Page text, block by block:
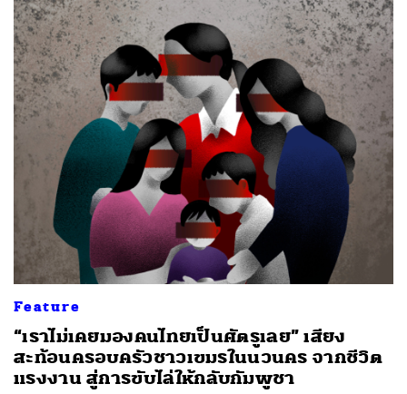
Feature
“เราไม่เคยมองคนไทยเป็นศัตรูเลย” เสียง
สะท้อนครอบครัวชาวเขมรในนวนคร จากชีวิต
แรงงาน สู่การขับไล่ให้กลับกัมพูชา